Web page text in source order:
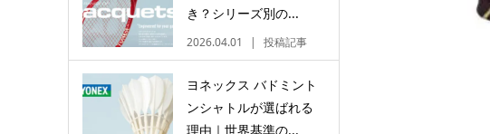
き？シリーズ別の...
2026.04.01 投稿記事
ヨネックス バドミント
ンシャトルが選ばれる
理由｜世界基準の...